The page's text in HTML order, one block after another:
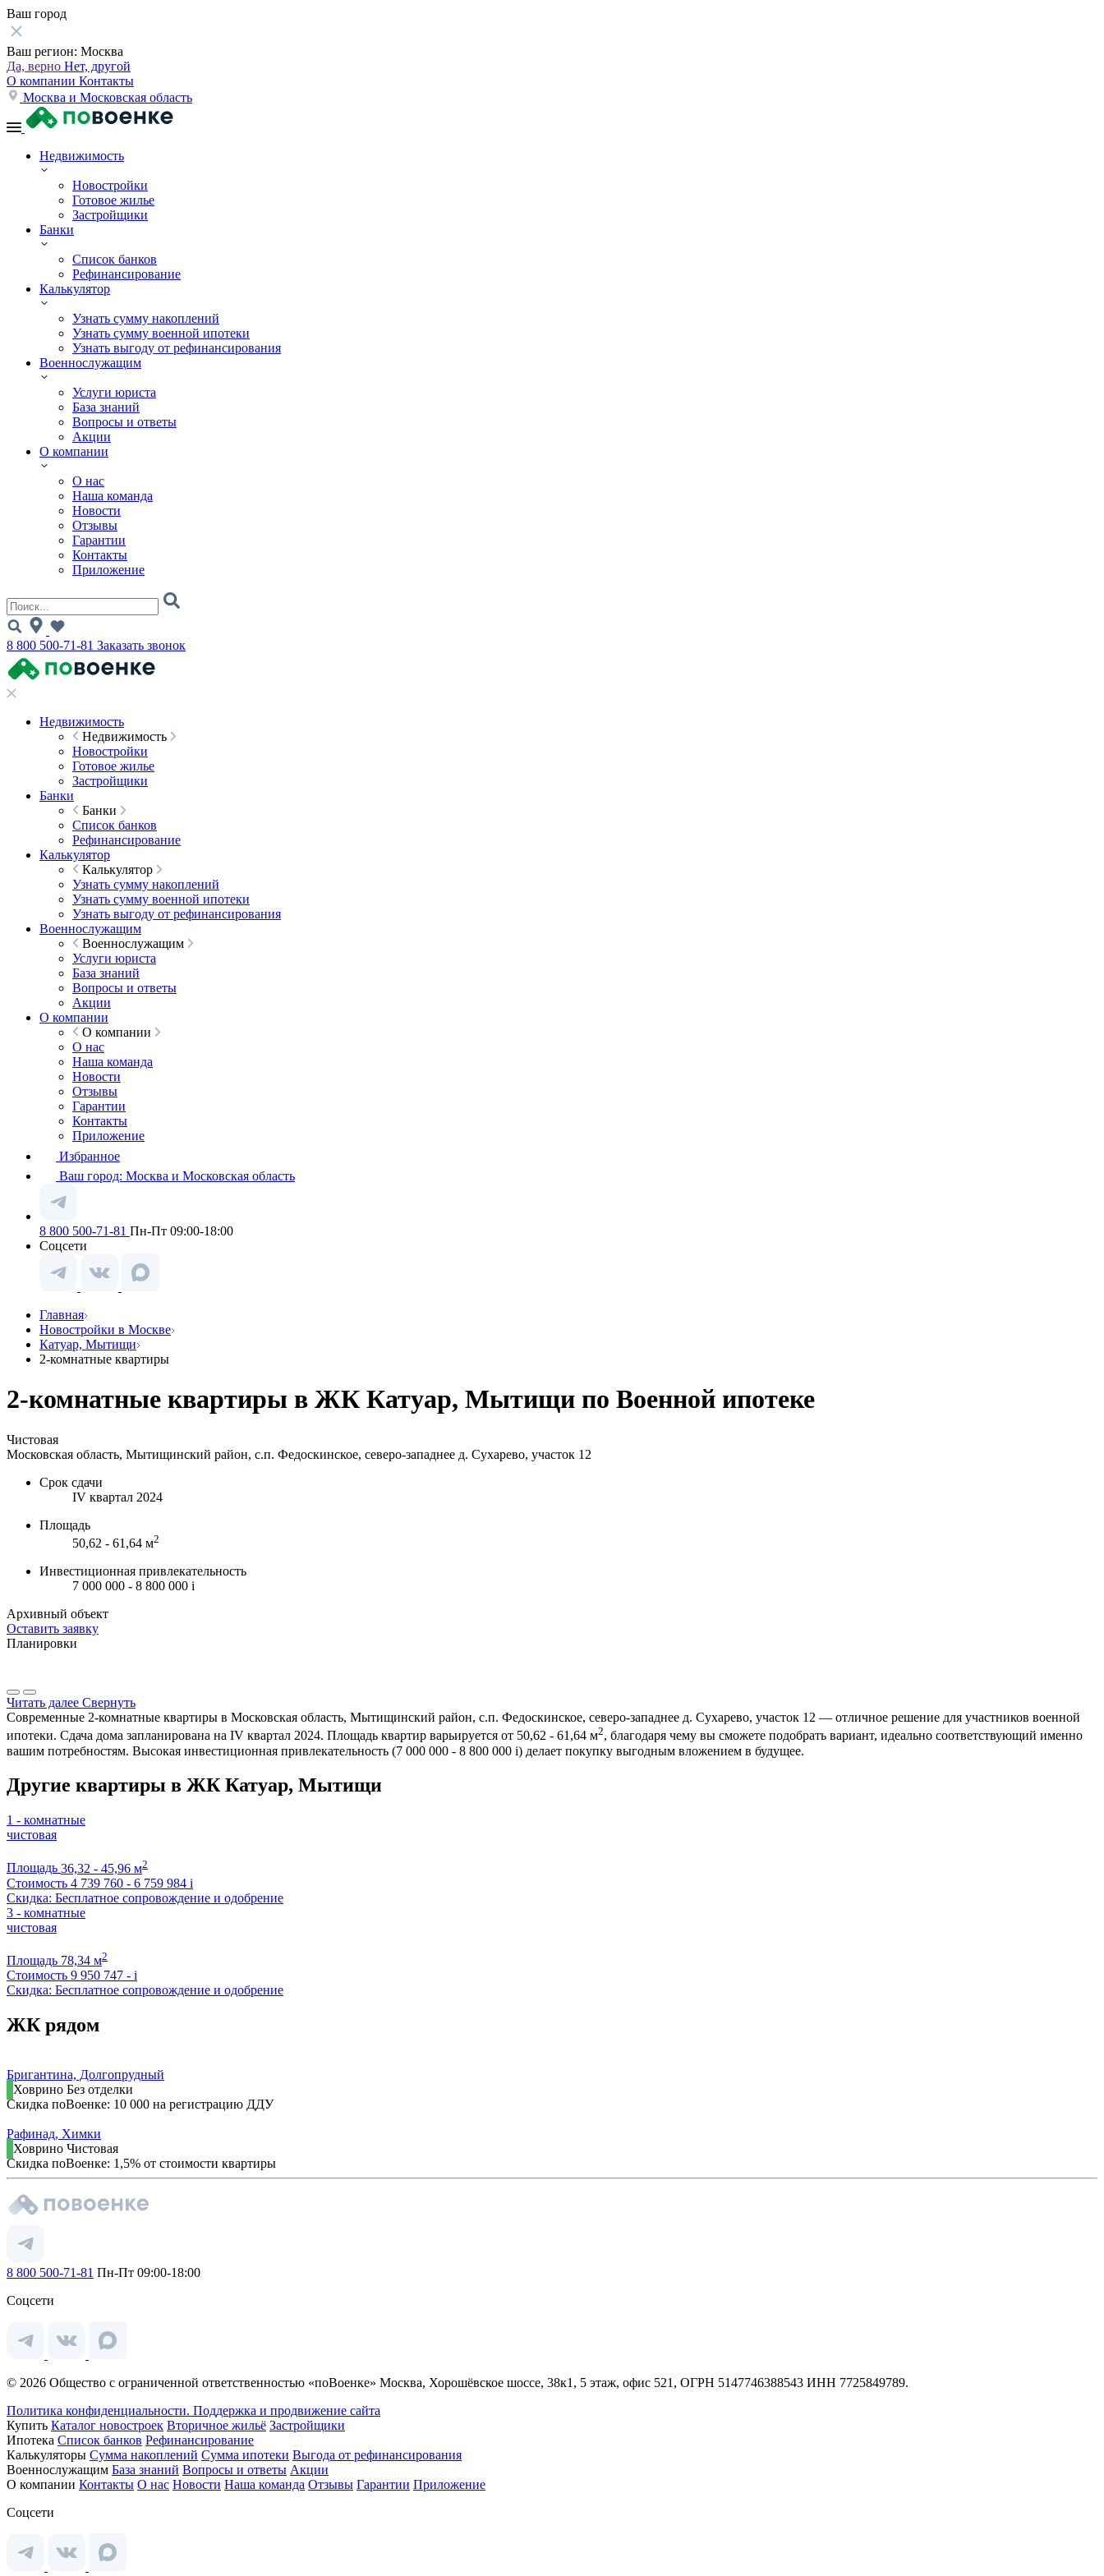
Ваш город
Ваш регион: Москва
Да, верно Нет, другой
О компании Контакты
Москва и Московская область
Недвижимость
Новостройки
Готовое жилье
Застройщики
Банки
Список банков
Рефинансирование
Калькулятор
Узнать сумму накоплений
Узнать сумму военной ипотеки
Узнать выгоду от рефинансирования
Военнослужащим
Услуги юриста
База знаний
Вопросы и ответы
Акции
О компании
О нас
Наша команда
Новости
Отзывы
Гарантии
Контакты
Приложение
8 800 500-71-81 Заказать звонок
Недвижимость
Недвижимость
Новостройки
Готовое жилье
Застройщики
Банки
Банки
Список банков
Рефинансирование
Калькулятор
Калькулятор
Узнать сумму накоплений
Узнать сумму военной ипотеки
Узнать выгоду от рефинансирования
Военнослужащим
Военнослужащим
Услуги юриста
База знаний
Вопросы и ответы
Акции
О компании
О компании
О нас
Наша команда
Новости
Отзывы
Гарантии
Контакты
Приложение
Избранное
Ваш город: Москва и Московская область
8 800 500-71-81 Пн-Пт 09:00-18:00
Соцсети
Главная
Новостройки в Москве
Катуар, Мытищи
2-комнатные квартиры
2-комнатные квартиры в ЖК Катуар, Мытищи по Военной ипотеке
Чистовая
Московская область, Мытищинский район, с.п. Федоскинское, северо-западнее д. Сухарево, участок 12
Срок сдачи
IV квартал 2024
Площадь
50,62 - 61,64 м2
Инвестиционная привлекательность
7 000 000 - 8 800 000 i
Архивный объект
Оставить заявку
Планировки
Читать далее Свернуть
Современные 2-комнатные квартиры в Московская область, Мытищинский район, с.п. Федоскинское, северо-западнее д. Сухарево, участок 12 — отличное решение для участников военной
ипотеки. Сдача дома запланирована на IV квартал 2024. Площадь квартир варьируется от 50,62 - 61,64 м2, благодаря чему вы сможете подобрать вариант, идеально соответствующий именно
вашим потребностям. Высокая инвестиционная привлекательность (7 000 000 - 8 800 000 i) делает покупку выгодным вложением в будущее.
Другие квартиры в ЖК Катуар, Мытищи
1 - комнатные
чистовая
Площадь 36,32 - 45,96 м2
Стоимость 4 739 760 - 6 759 984 i
Скидка: Бесплатное сопровождение и одобрение
3 - комнатные
чистовая
Площадь 78,34 м2
Стоимость 9 950 747 - i
Скидка: Бесплатное сопровождение и одобрение
ЖК рядом
Бригантина, Долгопрудный
Ховрино Без отделки
Скидка поВоенке: 10 000 на регистрацию ДДУ
Рафинад, Химки
Ховрино Чистовая
Скидка поВоенке: 1,5% от стоимости квартиры
8 800 500-71-81 Пн-Пт 09:00-18:00
Соцсети
© 2026 Общество с ограниченной ответственностью «поВоенке» Москва, Хорошёвское шоссе, 38к1, 5 этаж, офис 521, ОГРН 5147746388543 ИНН 7725849789.
Политика конфиденциальности. Поддержка и продвижение сайта
Купить Каталог новостроек Вторичное жильё Застройщики
Ипотека Список банков Рефинансирование
Калькуляторы Сумма накоплений Сумма ипотеки Выгода от рефинансирования
Военнослужащим База знаний Вопросы и ответы Акции
О компании Контакты О нас Новости Наша команда Отзывы Гарантии Приложение
Соцсети